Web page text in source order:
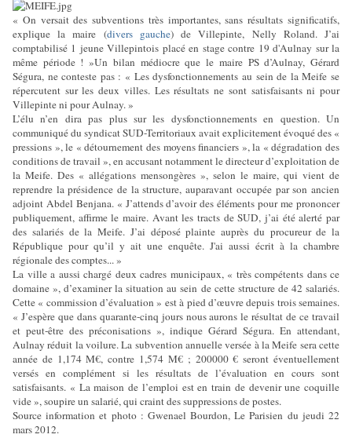
« On versait des subventions très importantes, sans résultats significatifs,
explique la maire (divers gauche) de Villepinte, Nelly Roland. J’ai
comptabilisé 1 jeune Villepintois placé en stage contre 19 d'Aulnay sur la
même période ! »Un bilan médiocre que le maire PS d’Aulnay, Gérard
Ségura, ne conteste pas : « Les dysfonctionnements au sein de la Meife se
répercutent sur les deux villes. Les résultats ne sont satisfaisants ni pour
Villepinte ni pour Aulnay. »
L’élu n’en dira pas plus sur les dysfonctionnements en question. Un
communiqué du syndicat SUD-Territoriaux avait explicitement évoqué des «
pressions », le « détournement des moyens financiers », la « dégradation des
conditions de travail », en accusant notamment le directeur d’exploitation de
la Meife. Des « allégations mensongères », selon le maire, qui vient de
reprendre la présidence de la structure, auparavant occupée par son ancien
adjoint Abdel Benjana. « J’attends d’avoir des éléments pour me prononcer
publiquement, affirme le maire. Avant les tracts de SUD, j’ai été alerté par
des salariés de la Meife. J’ai déposé plainte auprès du procureur de la
République pour qu’il y ait une enquête. J'ai aussi écrit à la chambre
régionale des comptes... »
La ville a aussi chargé deux cadres municipaux, « très compétents dans ce
domaine », d’examiner la situation au sein de cette structure de 42 salariés.
Cette « commission d’évaluation » est à pied d’œuvre depuis trois semaines.
« J’espère que dans quarante-cinq jours nous aurons le résultat de ce travail
et peut-être des préconisations », indique Gérard Ségura. En attendant,
Aulnay réduit la voilure. La subvention annuelle versée à la Meife sera cette
année de 1,174 M€, contre 1,574 M€ ; 200000 € seront éventuellement
versés en complément si les résultats de l’évaluation en cours sont
satisfaisants. « La maison de l’emploi est en train de devenir une coquille
vide », soupire un salarié, qui craint des suppressions de postes.
Source information et photo : Gwenael Bourdon, Le Parisien du jeudi 22
mars 2012.